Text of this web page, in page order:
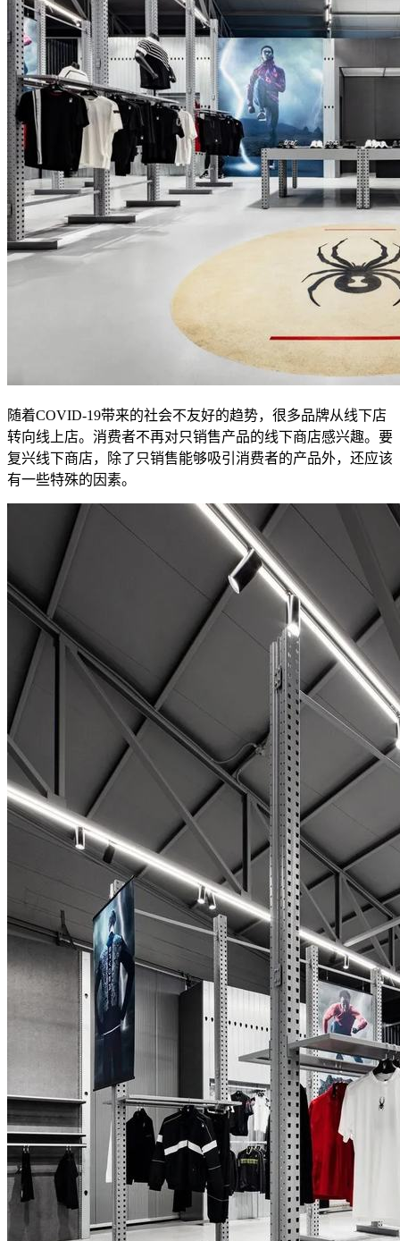
随着COVID-19带来的社会不友好的趋势，很多品牌从线下店
转向线上店。消费者不再对只销售产品的线下商店感兴趣。要
复兴线下商店，除了只销售能够吸引消费者的产品外，还应该
有一些特殊的因素。